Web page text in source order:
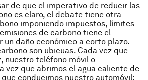
de que el imperativo de reducir las
es claro, el debate tiene otra
imponiendo impuestos, límites
de carbono tiene el
daño económico a corto plazo.
son ubicuas. Cada vez que
nuestro teléfono móvil o
vez que abrimos el agua caliente de
conducimos nuestro automóvil: